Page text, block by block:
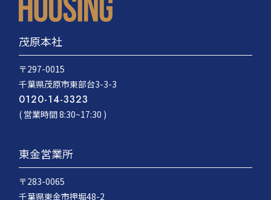
茂原本社
〒297-0015
千葉県茂原市東部台3-3-3
0120-14-3323
( 営業時間 8:30~17:30 )
東金営業所
〒283-0065
千葉県東金市押堀48-2